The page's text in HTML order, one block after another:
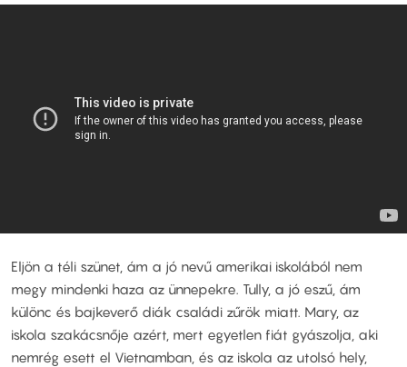
Eljön a téli szünet, ám a jó nevű amerikai iskolából nem
megy mindenki haza az ünnepekre. Tully, a jó eszű, ám
különc és bajkeverő diák családi zűrök miatt. Mary, az
iskola szakácsnője azért, mert egyetlen fiát gyászolja, aki
nemrég esett el Vietnamban, és az iskola az utolsó hely,